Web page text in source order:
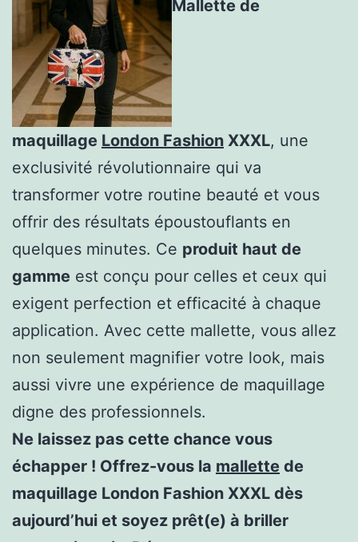
Mallette de
maquillage London Fashion XXXL, une
exclusivité révolutionnaire qui va
transformer votre routine beauté et vous
offrir des résultats époustouflants en
quelques minutes. Ce produit haut de
gamme est conçu pour celles et ceux qui
exigent perfection et efficacité à chaque
application. Avec cette mallette, vous allez
non seulement magnifier votre look, mais
aussi vivre une expérience de maquillage
digne des professionnels.
Ne laissez pas cette chance vous
échapper ! Offrez-vous la mallette de
maquillage London Fashion XXXL dès
aujourd’hui et soyez prêt(e) à briller